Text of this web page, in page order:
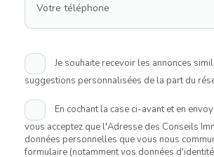
Votre téléphone
Je souhaite recevoir les annonces
suggestions personnalisées de la part du
En cochant la case ci-avant et en
vous acceptez que l'Adresse des Conseils
données personnelles que vous nous
formulaire (notamment vos données